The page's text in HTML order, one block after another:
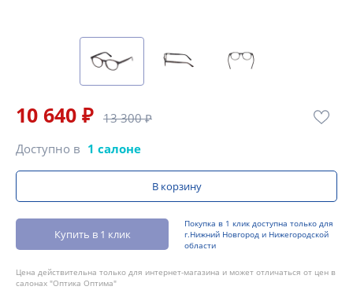
10 640 ₽ 13 300 ₽
Доступно в 1 салоне
В корзину
Купить в 1 клик
Покупка в 1 клик доступна только для
г.Нижний Новгород и Нижегородской
области
Цена действительна только для интернет-магазина и может отличаться от цен в
салонах "Оптика Оптима"